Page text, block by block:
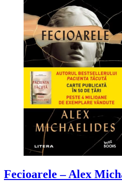
Fecioarele – Alex